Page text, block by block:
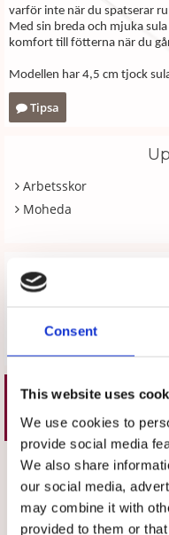
Consent
This website uses
We use cookies to
provide social media
We also share
our social media,
may combine it with
provided to them or
varför inte när du spatserar
Med sin breda och mjuka
komfort till fötterna när du
Modellen har 4,5 cm tjock
Tipsa
Arbetsskor
Moheda
Välj